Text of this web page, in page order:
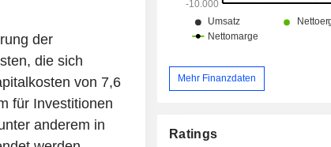
der
die sich
von 7,6
für Investitionen
anderem in
Mehr Finanzdaten
Ratings